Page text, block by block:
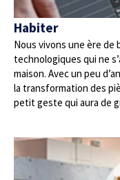
Habiter
Nous vivons une ère de
technologiques qui ne
maison. Avec un peu
la transformation des
petit geste qui aura de